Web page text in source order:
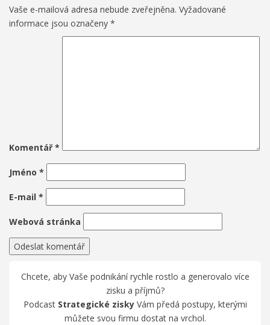
Vaše e-mailová adresa nebude zveřejněna. Vyžadované
informace jsou označeny *
Komentář*
Jméno *
E-mail *
Webová stránka
Chcete, aby Vaše podnikání rychle rostlo a generovalo více
zisku a příjmů?
Podcast Strategické ziskyVám předá postupy, kterými
můžete svou firmu dostat na vrchol.